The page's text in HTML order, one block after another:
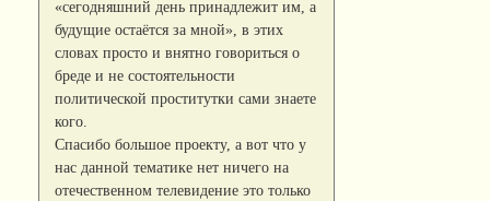
«сегодняшний день принадлежит им, а
будущие остаётся за мной», в этих
словах просто и внятно говориться о
бреде и не состоятельности
политической проститутки сами знаете
кого.
Спасибо большое проекту, а вот что у
нас данной тематике нет ничего на
отечественном телевидение это только